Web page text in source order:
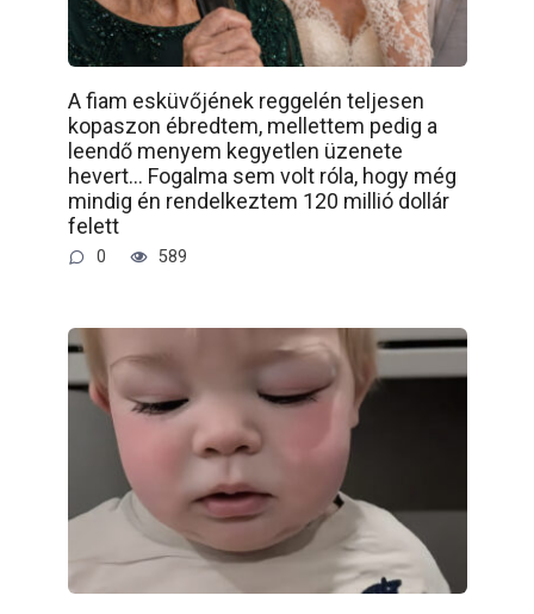
A fiam esküvőjének reggelén teljesen
kopaszon ébredtem, mellettem pedig a
leendő menyem kegyetlen üzenete
hevert… Fogalma sem volt róla, hogy még
mindig én rendelkeztem 120 millió dollár
felett
0 589